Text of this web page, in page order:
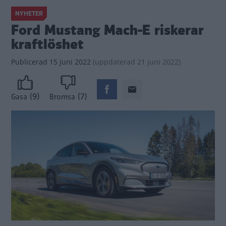
NYHETER
Ford Mustang Mach-E riskerar
kraftlöshet
Publicerad 15 juni 2022 (uppdaterad 21 juni 2022)
Gasa (9) Bromsa (7)